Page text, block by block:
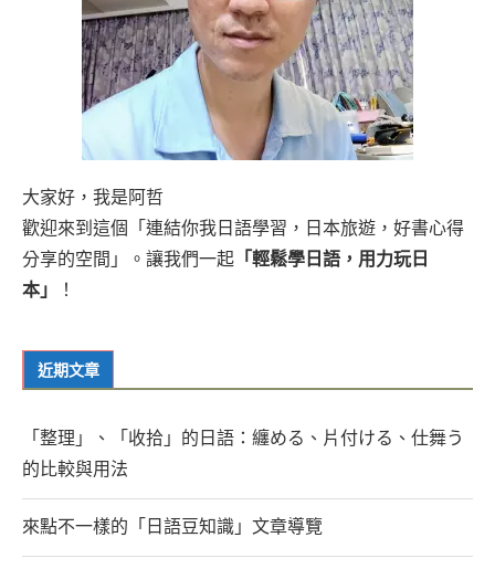
大家好，我是阿哲
歡迎來到這個「連結你我日語學習，日本旅遊，好書心得
分享的空間」。讓我們一起 「輕鬆學日語，用力玩日
本」
！
近期文章
「整理」、「收拾」的日語：纏める、片付ける、仕舞う
的比較與用法
來點不一樣的「日語豆知識」文章導覽